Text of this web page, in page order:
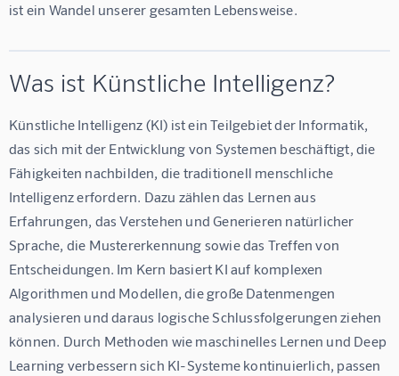
ist ein Wandel unserer gesamten Lebensweise.
Was ist Künstliche Intelligenz?
Künstliche Intelligenz (KI) ist ein Teilgebiet der Informatik,
das sich mit der Entwicklung von Systemen beschäftigt, die
Fähigkeiten nachbilden, die traditionell menschliche
Intelligenz erfordern. Dazu zählen das Lernen aus
Erfahrungen, das Verstehen und Generieren natürlicher
Sprache, die Mustererkennung sowie das Treffen von
Entscheidungen. Im Kern basiert KI auf komplexen
Algorithmen und Modellen, die große Datenmengen
analysieren und daraus logische Schlussfolgerungen ziehen
können. Durch Methoden wie maschinelles Lernen und Deep
Learning verbessern sich KI-Systeme kontinuierlich, passen